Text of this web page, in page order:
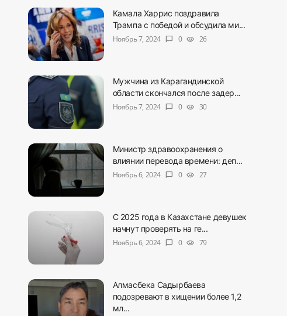
Камала Харрис поздравила
Трампа с победой и обсудила ми...
Ноябрь 7, 2024
chat_bubble 0 visibility 26
Мужчина из Карагандинской
области скончался после задер...
Ноябрь 7, 2024
chat_bubble 0 visibility 30
Министр здравоохранения о
влиянии перевода времени: деп...
Ноябрь 6, 2024
chat_bubble 0 visibility 27
С 2025 года в Казахстане девушек
начнут проверять на ге...
Ноябрь 6, 2024
chat_bubble 0 visibility 79
Алмасбека Садырбаева
подозревают в хищении более 1,2
мл...